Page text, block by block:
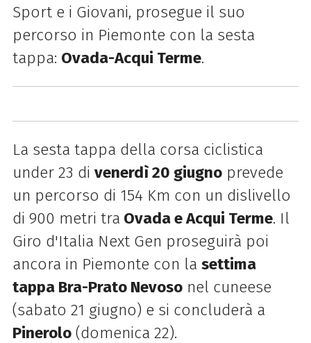
Sport e i Giovani, prosegue il suo
percorso in Piemonte con la sesta
tappa: Ovada-Acqui Terme.
La sesta tappa della corsa ciclistica
under 23 di venerdì 20 giugnoprevede
un percorso di 154 Km con un dislivello
di 900 metri tra Ovada e Acqui Terme. Il
Giro d'Italia Next Gen proseguirà poi
ancora in Piemonte con la settima
tappa Bra-Prato Nevosonel cuneese
(sabato 21 giugno) e si concluderà a
Pinerolo(domenica 22).